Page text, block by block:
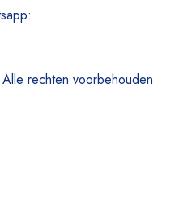
rechten voorbehouden